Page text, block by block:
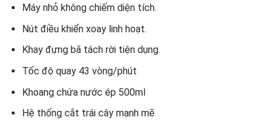
Máy nhỏ không chiếm diện tích.
Nút điều khiển xoay linh hoạt.
Khay đựng bã tách rời tiện dụng.
Tốc độ quay 43 vòng/phút
Khoang chứa nước ép 500ml
Hệ thống cắt trái cây mạnh mẽ